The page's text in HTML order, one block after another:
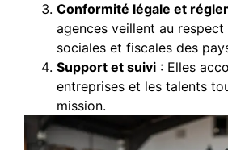
Conformité légale et
agences veillent au respect
sociales et fiscales des
Support et suivi : Elles
entreprises et les talents
mission.